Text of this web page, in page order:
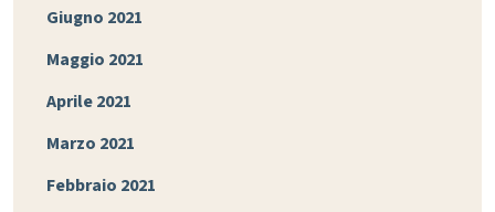
Giugno 2021
Maggio 2021
Aprile 2021
Marzo 2021
Febbraio 2021